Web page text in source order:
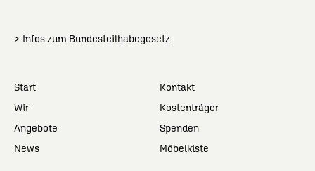
> Infos zum Bundesteilhabegesetz
Start
Wir
Angebote
News
Kontakt
Kostenträger
Spenden
Möbelkiste